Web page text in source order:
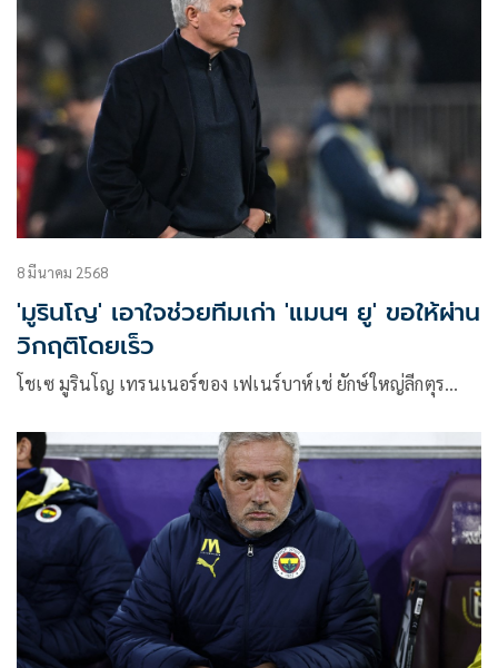
8 มีนาคม 2568
'มูรินโญ' เอาใจช่วยทีมเก่า 'แมนฯ ยู' ขอให้ผ่าน
วิกฤติโดยเร็ว
โชเซ มูรินโญ เทรนเนอร์ของ เฟเนร์บาห์เช่ ยักษ์ใหญ่ลีกตุร…